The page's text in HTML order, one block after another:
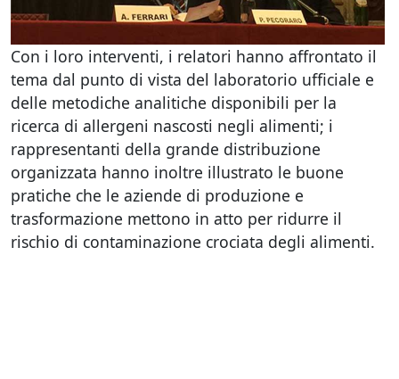
Con i loro interventi, i relatori hanno affrontato il
tema dal punto di vista del laboratorio ufficiale e
delle metodiche analitiche disponibili per la
ricerca di allergeni nascosti negli alimenti; i
rappresentanti della grande distribuzione
organizzata hanno inoltre illustrato le buone
pratiche che le aziende di produzione e
trasformazione mettono in atto per ridurre il
rischio di contaminazione crociata degli alimenti.